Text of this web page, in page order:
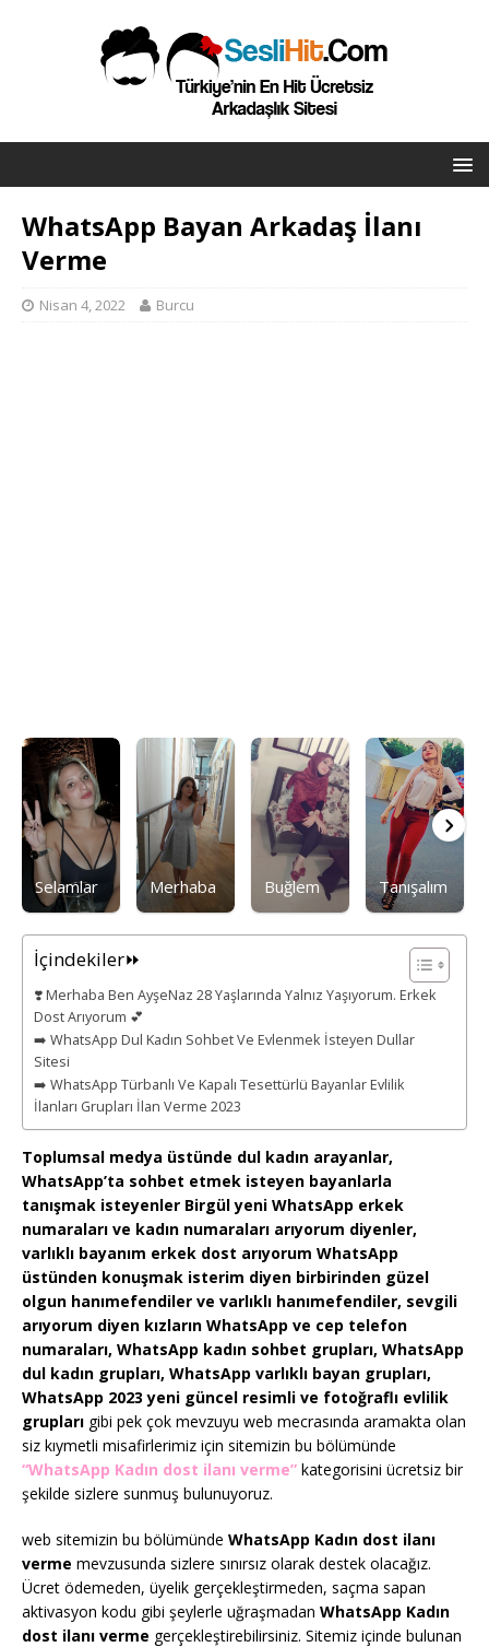
WhatsApp Bayan Arkadaş İlanı
Verme
Nisan 4, 2022 Burcu
Selamlar Merhaba Buğlem Tanışalım
İçindekiler⏩
❣️ Merhaba Ben AyşeNaz 28 Yaşlarında Yalnız Yaşıyorum. Erkek
Dost Arıyorum 💕
➡️ WhatsApp Dul Kadın Sohbet Ve Evlenmek İsteyen Dullar
Sitesi
➡️ WhatsApp Türbanlı Ve Kapalı Tesettürlü Bayanlar Evlilik
İlanları Grupları İlan Verme 2023
Toplumsal medya üstünde dul kadın arayanlar,
WhatsApp’ta sohbet etmek isteyen bayanlarla
tanışmak isteyenler Birgül yeni WhatsApp erkek
numaraları ve kadın numaraları arıyorum diyenler,
varlıklı bayanım erkek dost arıyorum WhatsApp
üstünden konuşmak isterim diyen birbirinden güzel
olgun hanımefendiler ve varlıklı hanımefendiler, sevgili
arıyorum diyen kızların WhatsApp ve cep telefon
numaraları, WhatsApp kadın sohbet grupları, WhatsApp
dul kadın grupları, WhatsApp varlıklı bayan grupları,
WhatsApp 2023 yeni güncel resimli ve fotoğraflı evlilik
grupları gibi pek çok mevzuyu web mecrasında aramakta olan
siz kıymetli misafirlerimiz için sitemizin bu bölümünde
“WhatsApp Kadın dost ilanı verme” kategorisini ücretsiz bir
şekilde sizlere sunmuş bulunuyoruz.
web sitemizin bu bölümünde WhatsApp Kadın dost ilanı
verme mevzusunda sizlere sınırsız olarak destek olacağız.
Ücret ödemeden, üyelik gerçekleştirmeden, saçma sapan
aktivasyon kodu gibi şeylerle uğraşmadan WhatsApp Kadın
dost ilanı verme gerçekleştirebilirsiniz. Sitemiz içinde bulunan